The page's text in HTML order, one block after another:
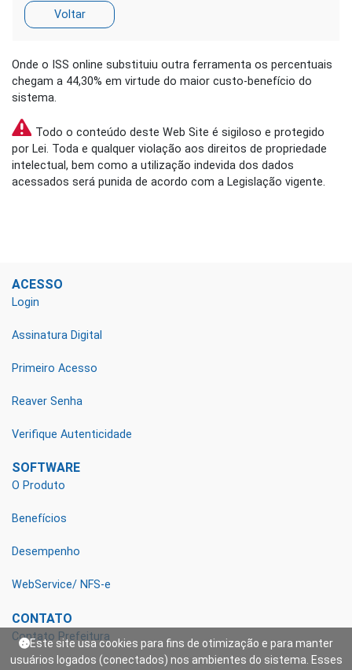
Este site usa cookies para fins de otimização e para manter
usuários logados (conectados) nos ambientes do sistema. Esses
Onde o ISS online substituiu outra ferramenta os percentuais
chegam a 44,30% em virtude do maior custo-benefício do
sistema.
Todo o conteúdo deste Web Site é sigiloso e protegido
por Lei. Toda e qualquer violação aos direitos de propriedade
intelectual, bem como a utilização indevida dos dados
acessados será punida de acordo com a Legislação vigente.
ACESSO
Login
Assinatura Digital
Primeiro Acesso
Reaver Senha
Verifique Autenticidade
SOFTWARE
O Produto
Benefícios
Desempenho
WebService/ NFS-e
CONTATO
Contato Prefeitura